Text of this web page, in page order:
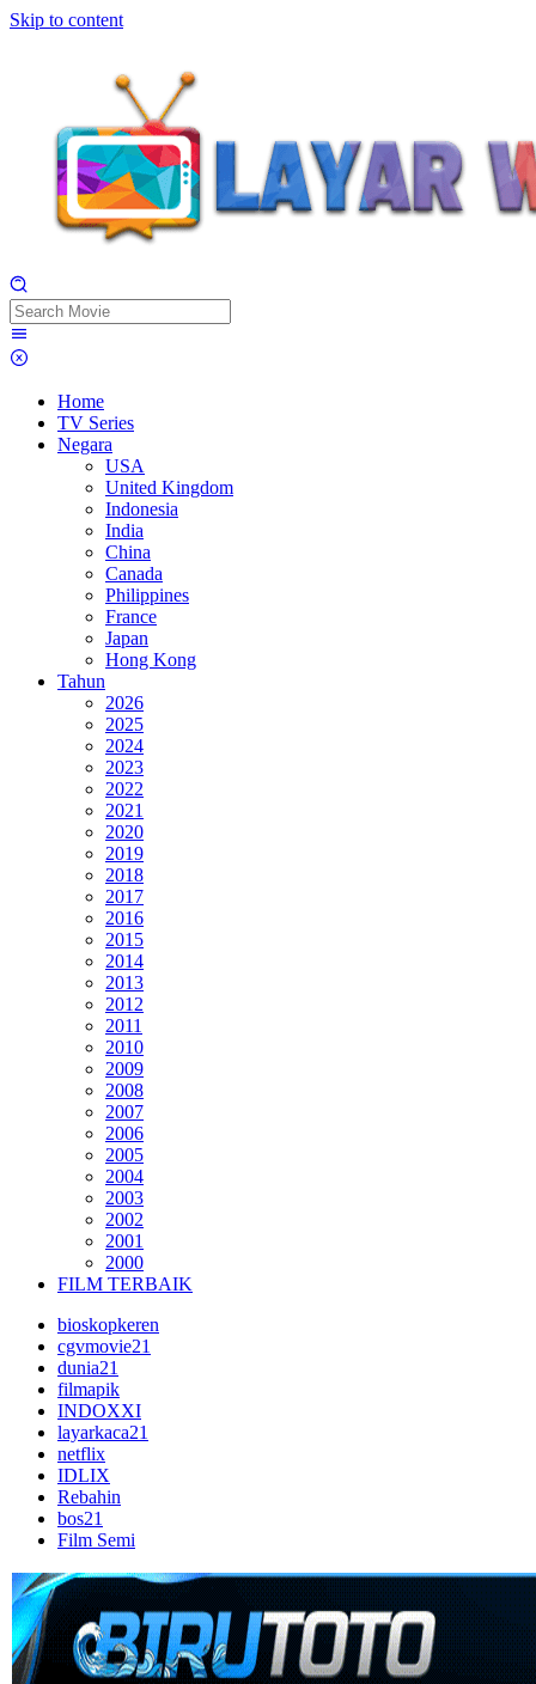
Skip to content
Home
TV Series
Negara
USA
United Kingdom
Indonesia
India
China
Canada
Philippines
France
Japan
Hong Kong
Tahun
2026
2025
2024
2023
2022
2021
2020
2019
2018
2017
2016
2015
2014
2013
2012
2011
2010
2009
2008
2007
2006
2005
2004
2003
2002
2001
2000
FILM TERBAIK
bioskopkeren
cgvmovie21
dunia21
filmapik
INDOXXI
layarkaca21
netflix
IDLIX
Rebahin
bos21
Film Semi